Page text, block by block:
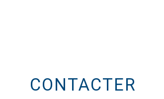
CONTACTER